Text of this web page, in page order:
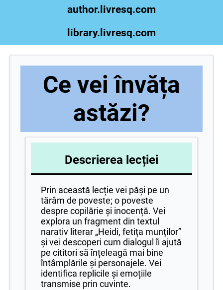
author.livresq.com
library.livresq.com
Ce vei învăța
astăzi?
Descrierea lecției
Prin această lecție vei păși pe un
tărâm de poveste; o poveste
despre copilărie și inocență. Vei
explora un fragment din textul
narativ literar „Heidi, fetița munților”
și vei descoperi cum dialogul îi ajută
pe cititori să înțeleagă mai bine
întâmplările și personajele. Vei
identifica replicile și emoțiile
transmise prin cuvinte.